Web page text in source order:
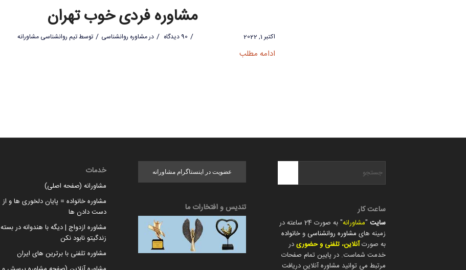
مشاوره فردی خوب تهران
اکتبر 1, 2022 / 90 دیدگاه / درمشاوره روانشناسی / توسطتیم روانشناسی مشاورانه
ادامه مطلب
ساعت کار
سایت "مشاورانه
" به صورت 24 ساعته در
زمینه های مشاوره روانشناسی و خانواده
به صورتآنلاین، تلفنی و حضوریدر
خدمت شماست. در پایین تمام صفحات
مرتبط می توانید مشاوره آنلاین دریافت
عضویت در اینستاگرام مشاورانه
تندیس و افتخارات ما
خدمات
مشاورانه (صفحه اصلی)
مشاوره خانواده = پایان دلخوری ها و از
دست دادن ها
مشاوره ازدواج | دیگه با هندوانه در بسته
زندگیتو نابود نکن
مشاوره تلفنی با برترین های ایران